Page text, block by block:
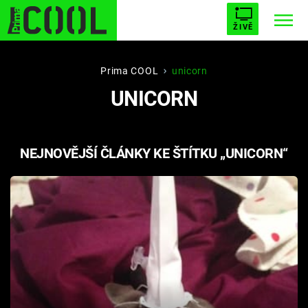
ŽIVĚ
STARHOUSE BUFFY, PŘEMOŽITELKA UPÍRŮ
AVENGERS 5
Témata
Filmy
Seriály
Hry
Prima COOL unicorn
UNICORN
NEJNOVĚJŠÍ ČLÁNKY KE ŠTÍTKU „UNICORN“